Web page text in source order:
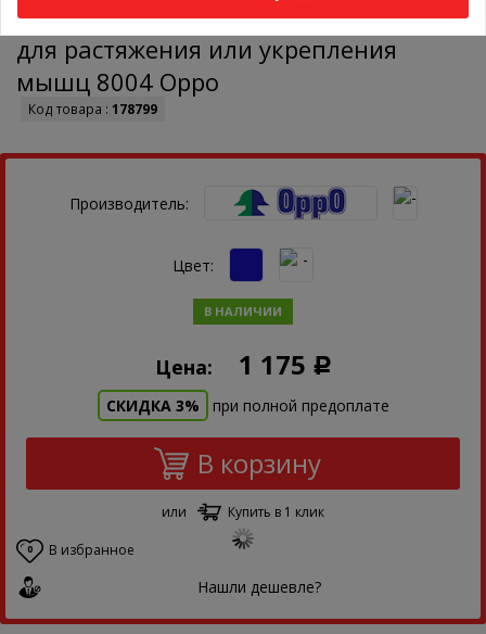
Гимнастическая лента Синяя 1,5м,
для растяжения или укрепления
мышц 8004 Oppo
Код товара : 178799
Производитель:
Цвет:
В НАЛИЧИИ
Цена: 1 175 Р
СКИДКА 3% при полной предоплате
В корзину
или Купить в 1 клик
0 В избранное
Нашли дешевле?